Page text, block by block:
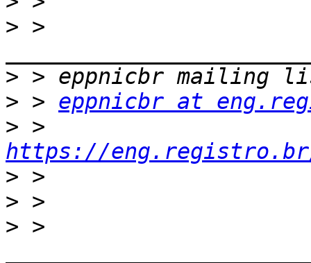
> >
>
> > eppnicbr at
>
https://
>
>
> >